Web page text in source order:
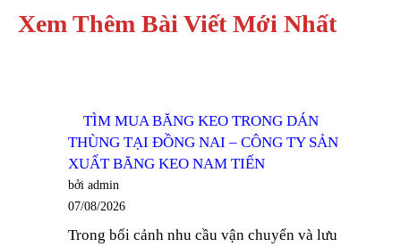
Xem Thêm Bài Viết Mới Nhất
TÌM MUA BĂNG KEO TRONG DÁN
THÙNG TẠI ĐỒNG NAI – CÔNG TY SẢN
XUẤT BĂNG KEO NAM TIẾN
bởi admin
07/08/2026
Trong bối cảnh nhu cầu vận chuyển và lưu